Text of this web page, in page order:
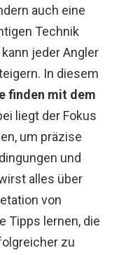
auch eine
Technik
jeder Angler
In diesem
finden mit dem
liegt der Fokus
um präzise
und
alles über
von
Tipps lernen, die
zu